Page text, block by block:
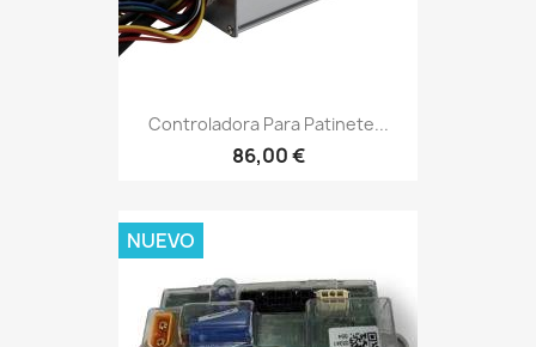
Controladora Para Patinete...
86,00 €
NUEVO